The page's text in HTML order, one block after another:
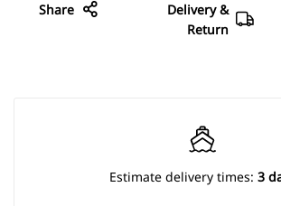
Delivery &
Return
Share
Estimate delivery times: 3